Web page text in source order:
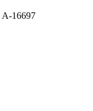
A-16697